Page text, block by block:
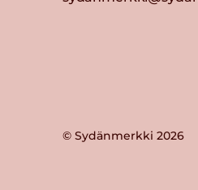
© Sydänmerkki 2026